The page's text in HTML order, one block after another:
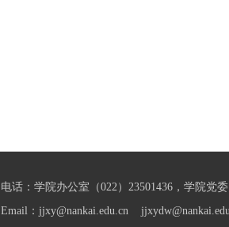
电话：学院办公室（022）23501436，学院党
Email：jjxy@nankai.edu.cn